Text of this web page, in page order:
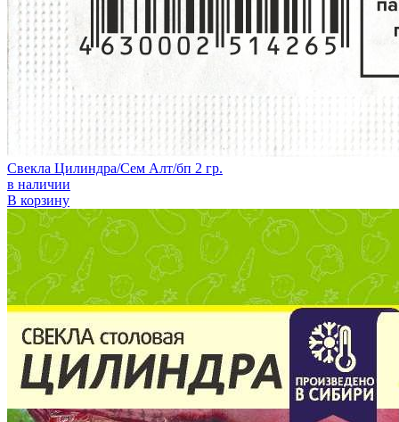
Свекла Цилиндра/Сем Алт/бп 2 гр.
в наличии
В корзину